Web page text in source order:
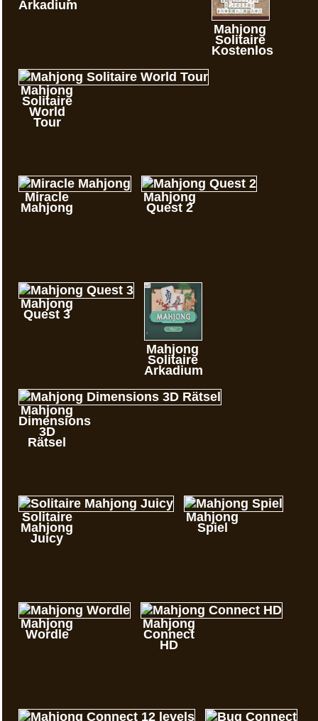
Arkadium
Mahjong
Solitaire
Kostenlos
Mahjong
Solitaire
World
Tour
Miracle
Mahjong
Mahjong
Quest 2
Mahjong
Quest 3
Mahjong
Solitaire
Arkadium
Mahjong
Dimensions
3D
Rätsel
Solitaire
Mahjong
Juicy
Mahjong
Spiel
Mahjong
Wordle
Mahjong
Connect
HD